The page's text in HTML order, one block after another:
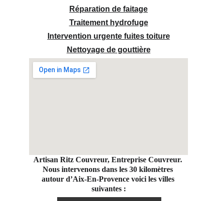
Réparation de faitage
Traitement hydrofuge
Intervention urgente fuites toiture
Nettoyage de gouttière
Artisan Ritz Couvreur, Entreprise Couvreur.
Nous intervenons dans les 30 kilomètres
autour d’Aix-En-Provence voici les villes
suivantes :